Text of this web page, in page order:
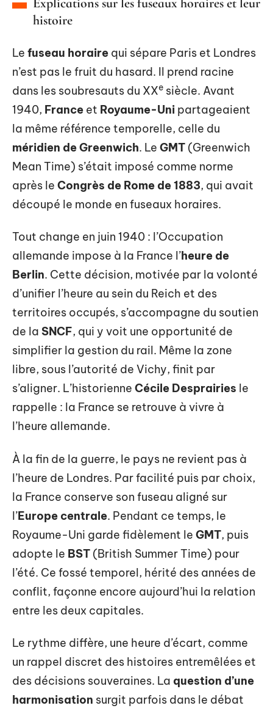
histoire
Le fuseau horaire qui sépare Paris et Londres
n’est pas le fruit du hasard. Il prend racine
dans les soubresauts du XXe siècle. Avant
1940, France et Royaume-Uni partageaient
la même référence temporelle, celle du
méridien de Greenwich. Le GMT (Greenwich
Mean Time) s’était imposé comme norme
après le Congrès de Rome de 1883, qui avait
découpé le monde en fuseaux horaires.
Tout change en juin 1940 : l’Occupation
allemande impose à la France l’heure de
Berlin. Cette décision, motivée par la volonté
d’unifier l’heure au sein du Reich et des
territoires occupés, s’accompagne du soutien
de la SNCF, qui y voit une opportunité de
simplifier la gestion du rail. Même la zone
libre, sous l’autorité de Vichy, finit par
s’aligner. L’historienne Cécile Desprairies le
rappelle : la France se retrouve à vivre à
l’heure allemande.
À la fin de la guerre, le pays ne revient pas à
l’heure de Londres. Par facilité puis par choix,
la France conserve son fuseau aligné sur
l’Europe centrale. Pendant ce temps, le
Royaume-Uni garde fidèlement le GMT, puis
adopte le BST (British Summer Time) pour
l’été. Ce fossé temporel, hérité des années de
conflit, façonne encore aujourd’hui la relation
entre les deux capitales.
Le rythme diffère, une heure d’écart, comme
un rappel discret des histoires entremêlées et
des décisions souveraines. La question d’une
harmonisation surgit parfois dans le débat